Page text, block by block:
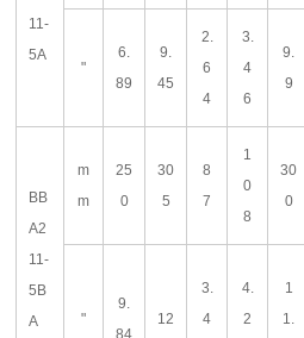
11-
5A
"
6.
89
9.
45
2.
6
4
3.
4
6
9.
9
BB
A2
11-
5B
A
m
m
25
0
30
5
8
7
1
0
8
30
0
"
9.
84
12
3.
4
4.
2
1
1.